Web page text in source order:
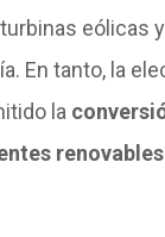
eólicas
En tanto, la
la
renovables